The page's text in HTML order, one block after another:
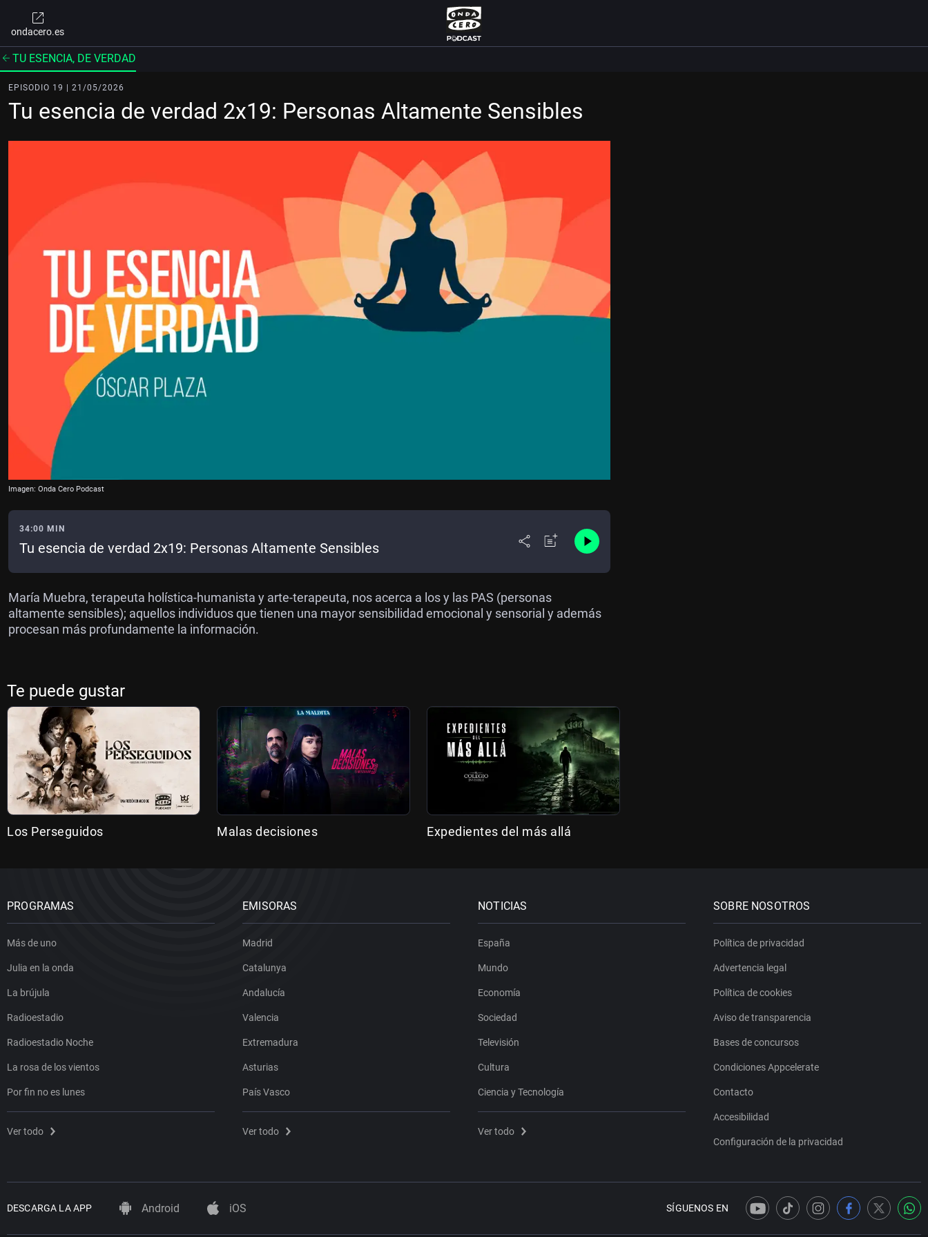
ondacero.es
TU ESENCIA, DE VERDAD
EPISODIO 19 | 21/05/2026
Tu esencia de verdad 2x19: Personas Altamente Sensibles
Imagen: Onda Cero Podcast
34:00 MIN
Tu esencia de verdad 2x19: Personas Altamente Sensibles
María Muebra, terapeuta holística-humanista y arte-terapeuta, nos acerca a los y las PAS (personas
altamente sensibles); aquellos individuos que tienen una mayor sensibilidad emocional y sensorial y además
procesan más profundamente la información.
Te puede gustar
Los Perseguidos Malas decisiones Expedientes del más allá
PROGRAMAS
Más de uno
Julia en la onda
La brújula
Radioestadio
Radioestadio Noche
La rosa de los vientos
Por fin no es lunes
Ver todo
EMISORAS
Madrid
Catalunya
Andalucía
Valencia
Extremadura
Asturias
País Vasco
Ver todo
NOTICIAS
España
Mundo
Economía
Sociedad
Televisión
Cultura
Ciencia y Tecnología
Ver todo
SOBRE NOSOTROS
Política de privacidad
Advertencia legal
Política de cookies
Aviso de transparencia
Bases de concursos
Condiciones Appcelerate
Contacto
Accesibilidad
Configuración de la privacidad
DESCARGA LA APP Android iOS SÍGUENOS EN